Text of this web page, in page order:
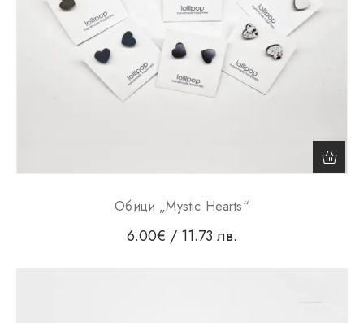
Обици „Mystic Hearts“
6.00€ / 11.73 лв.